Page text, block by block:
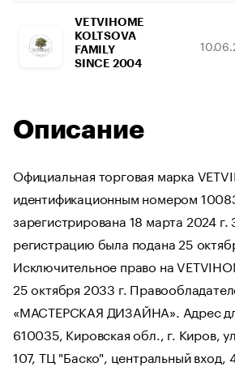
VETVIHOME
KOLTSOVA
FAMILY
SINCE 2004
Описание
Официальная торговая марка
идентификационным номером
зарегистрирована 18 марта 2024 г.
регистрацию была подана 25
Исключительное право на
25 октября 2033 г.
«МАСТЕРСКАЯ ДИЗАЙНА». Адрес
610035, Кировская обл., г. Киров,
107, ТЦ "Баско", центральный вход,